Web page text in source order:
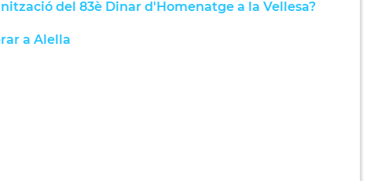
del 83è Dinar d'Homenatge a la Vellesa?
a Alella